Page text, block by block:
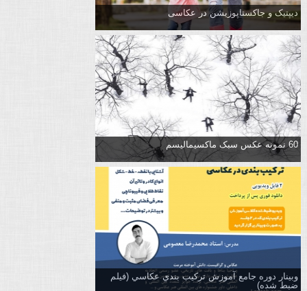
دیپتیک و جاکستا‌پوزیشن در عکاسی
60 نمونه عکس سبک ماکسیمالیسم
وبینار دوره جامع آموزش تركيب بندي عكاسي (فیلم
ضبط شده)